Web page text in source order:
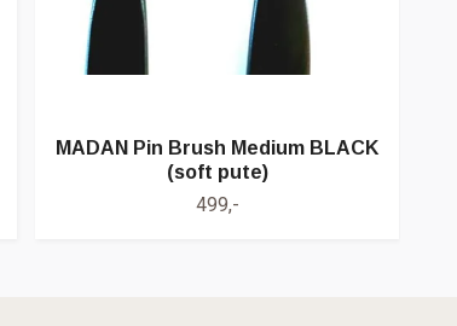
MADAN Pin Brush Medium BLACK
(soft pute)
499,-